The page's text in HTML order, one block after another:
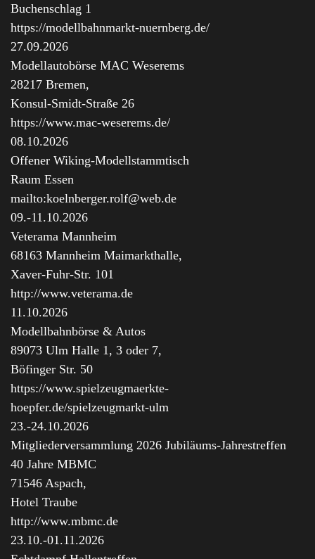
Buchenschlag 1
https://modellbahnmarkt-nuernberg.de/
27.09.2026
Modellautobörse MAC Weserems
28217 Bremen,
Konsul-Smidt-Straße 26
https://www.mac-weserems.de/
08.10.2026
Offener Wiking-Modellstammtisch
Raum Essen
mailto:koelnberger.rolf@web.de
09.-11.10.2026
Veterama Mannheim
68163 Mannheim Maimarkthalle,
Xaver-Fuhr-Str. 101
http://www.veterama.de
11.10.2026
Modellbahnbörse & Autos
89073 Ulm Halle 1, 3 oder 7,
Böfinger Str. 50
https://www.spielzeugmaerkte-
hoepfer.de/spielzeugmarkt-ulm
23.-24.10.2026
Mitgliederversammlung 2026 Jubiläums-Jahrestreffen
40 Jahre MBMC
71546 Aspach,
Hotel Traube
http://www.mbmc.de
23.10.-01.11.2026